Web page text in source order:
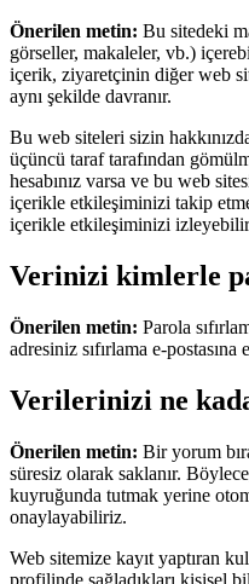
Önerilen metin: Bu sitedeki
görseller, makaleler, vb.)
içerik, ziyaretçinin diğer web
aynı şekilde davranır.
Bu web siteleri sizin
üçüncü taraf tarafından
hesabınız varsa ve bu web
içerikle etkileşiminizi takip
içerikle etkileşiminizi
Verinizi kimlerle
Önerilen metin: Parola
adresiniz sıfırlama e-postasına
Verilerinizi ne
Önerilen metin: Bir yorum
süresiz olarak saklanır.
kuyruğunda tutmak yerine
onaylayabiliriz.
Web sitemize kayıt yaptıran
profilinde sağladıkları kişisel